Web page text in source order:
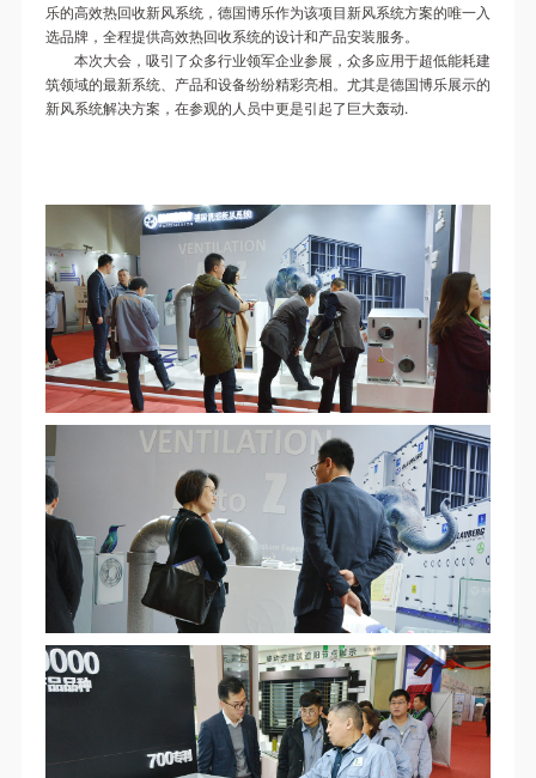
乐的高效热回收新风系统，德国博乐作为该项目新风系统方案的唯一入
选品牌，全程提供高效热回收系统的设计和产品安装服务。
本次大会，吸引了众多行业领军企业参展，众多应用于超低能耗建
筑领域的最新系统、产品和设备纷纷精彩亮相。尤其是德国博乐展示的
新风系统解决方案，在参观的人员中更是引起了巨大轰动.